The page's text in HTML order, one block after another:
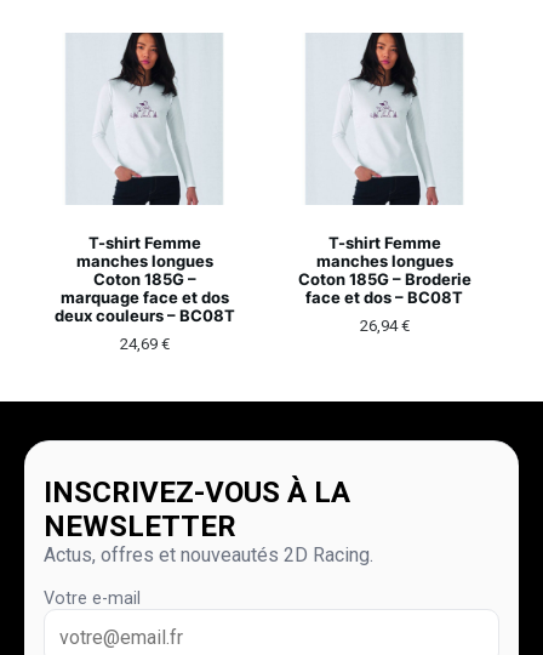
T-shirt Femme
manches longues
Coton 185G –
marquage face et dos
deux couleurs – BC08T
24,69 €
T-shirt Femme
manches longues
Coton 185G – Broderie
face et dos – BC08T
26,94€
INSCRIVEZ-VOUS À LA
NEWSLETTER
Actus, offres et nouveautés 2D Racing.
Votre e-mail